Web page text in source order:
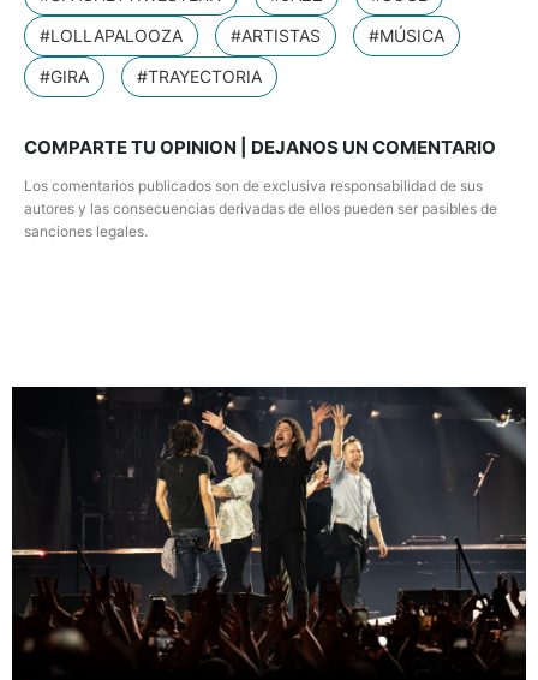
#LOLLAPALOOZA
#ARTISTAS
#MÚSICA
#GIRA
#TRAYECTORIA
COMPARTE TU OPINION | DEJANOS UN COMENTARIO
Los comentarios publicados son de exclusiva responsabilidad de sus
autores y las consecuencias derivadas de ellos pueden ser pasibles de
sanciones legales.